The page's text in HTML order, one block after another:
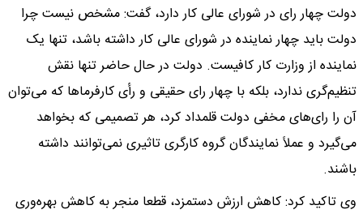
دولت چهار رای در شورای عالی کار دارد، گفت: مشخص نیست چرا
دولت باید چهار نماینده در شورای عالی کار داشته باشد، تنها یک
نماینده از وزارت کار کافیست. دولت در حال حاضر تنها نقش
تنظیم‌گری ندارد، بلکه با چهار رای حقیقی و رأی کارفرماها که می‌توان
آن را رای‌های مخفی دولت قلمداد کرد، هر تصمیمی که بخواهد
می‌گیرد و عملاً نمایندگان گروه کارگری تاثیری نمی‌توانند داشته
باشند.
وی تاکید کرد: کاهش ارزش دستمزد، قطعا منجر به کاهش بهره‌وری